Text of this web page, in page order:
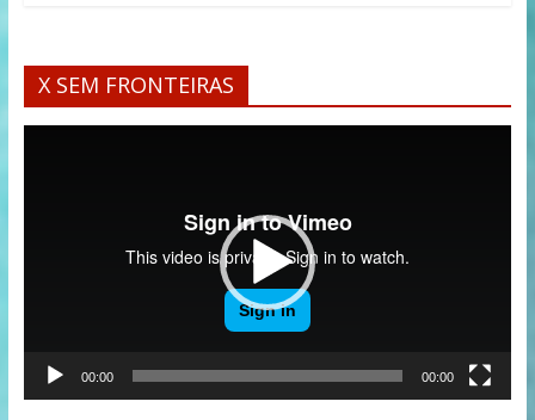
X SEM FRONTEIRAS
00:00 00:00